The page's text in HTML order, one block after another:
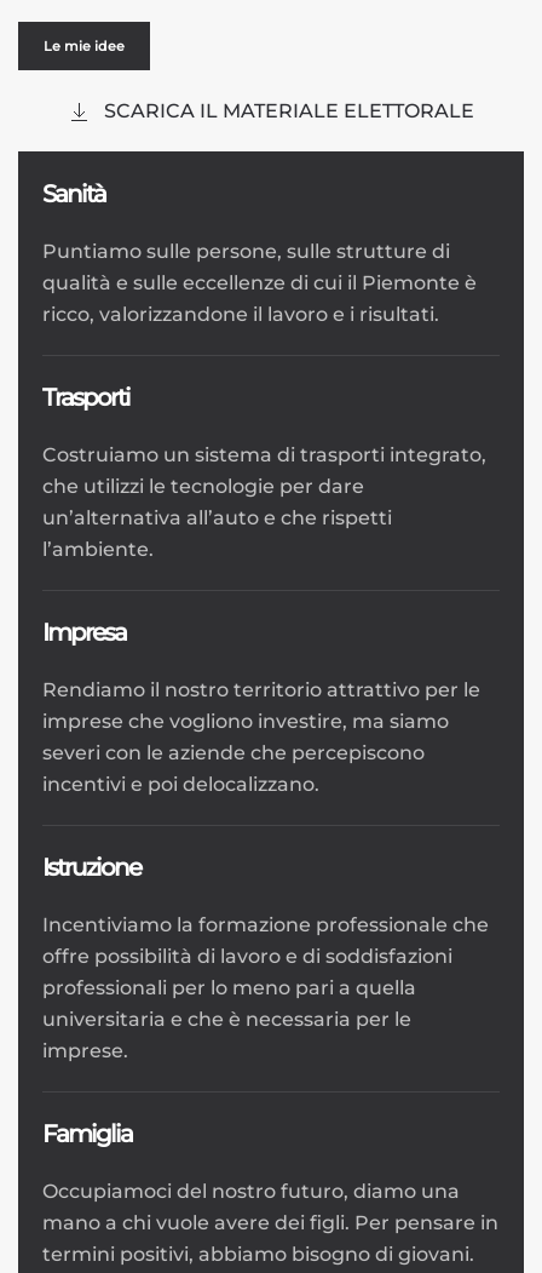
Le mie idee
SCARICA IL MATERIALE ELETTORALE
Sanità
Puntiamo sulle persone, sulle strutture di
qualità e sulle eccellenze di cui il Piemonte è
ricco, valorizzandone il lavoro e i risultati.
Trasporti
Costruiamo un sistema di trasporti integrato,
che utilizzi le tecnologie per dare
un’alternativa all’auto e che rispetti
l’ambiente.
Impresa
Rendiamo il nostro territorio attrattivo per le
imprese che vogliono investire, ma siamo
severi con le aziende che percepiscono
incentivi e poi delocalizzano.
Istruzione
Incentiviamo la formazione professionale che
offre possibilità di lavoro e di soddisfazioni
professionali per lo meno pari a quella
universitaria e che è necessaria per le
imprese.
Famiglia
Occupiamoci del nostro futuro, diamo una
mano a chi vuole avere dei figli. Per pensare in
termini positivi, abbiamo bisogno di giovani.